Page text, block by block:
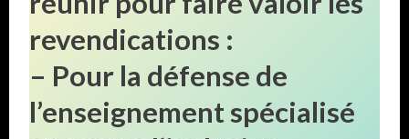
revendications :
– Pour la défense de
l’enseignement spécialisé